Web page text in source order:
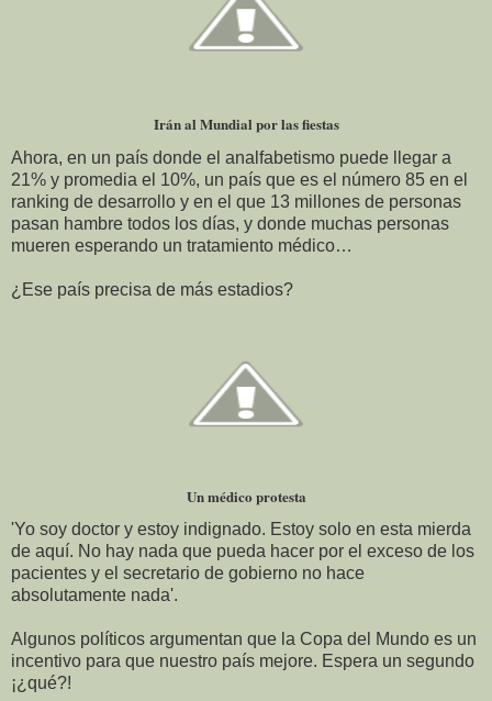
Irán al Mundial por las fiestas
Ahora, en un país donde el analfabetismo puede llegar a
21% y promedia el 10%, un país que es el número 85 en el
ranking de desarrollo y en el que 13 millones de personas
pasan hambre todos los días, y donde muchas personas
mueren esperando un tratamiento médico…
¿Ese país precisa de más estadios?
Un médico protesta
'Yo soy doctor y estoy indignado. Estoy solo en esta mierda
de aquí. No hay nada que pueda hacer por el exceso de los
pacientes y el secretario de gobierno no hace
absolutamente nada'.
Algunos políticos argumentan que la Copa del Mundo es un
incentivo para que nuestro país mejore. Espera un segundo
¡¿qué?!